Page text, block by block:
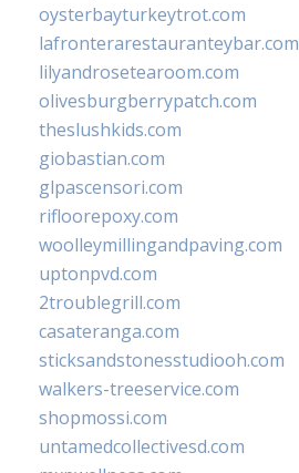
oysterbayturkeytrot.com
lafronterarestauranteybar.com
lilyandrosetearoom.com
olivesburgberrypatch.com
theslushkids.com
giobastian.com
glpascensori.com
rifloorepoxy.com
woolleymillingandpaving.com
uptonpvd.com
2troublegrill.com
casateranga.com
sticksandstonesstudiooh.com
walkers-treeservice.com
shopmossi.com
untamedcollectivesd.com